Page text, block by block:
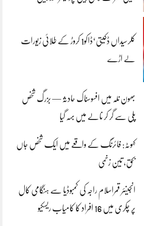
کلرسیداں ڈکیتی‘ڈاکو1 کروڑ کے طلائی زیورات
لے اڑے
بھون نلہ میں افسوسناک حادثہ — بزرگ شخص
پلی سے گر کر نالے میں بہہ گیا
کہوٹہ: فائرنگ کے واقعے میں ایک شخص جاں
بحق، تین زخمی
انجینئر قمراسلام راجہ کی کمبوڈیا سے ہنگامی کال
پر چکری میں 16 افراد کا کامیاب ریسکیو